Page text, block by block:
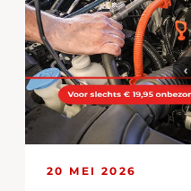
20 MEI 2026
‹